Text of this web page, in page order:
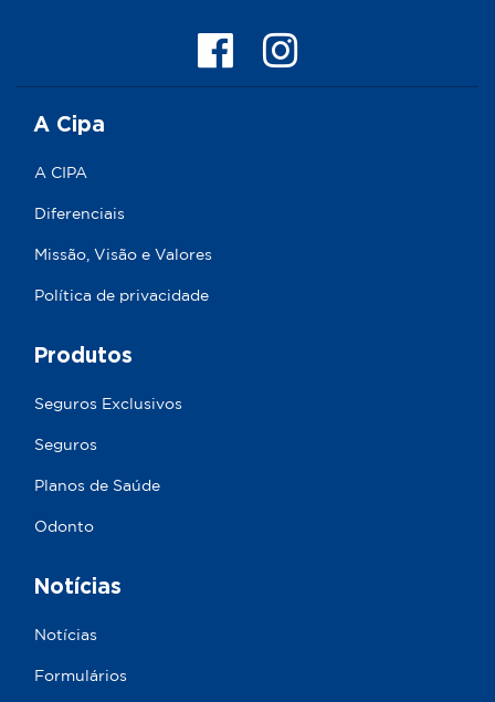
A Cipa
A CIPA
Diferenciais
Missão, Visão e Valores
Política de privacidade
Produtos
Seguros Exclusivos
Seguros
Planos de Saúde
Odonto
Notícias
Notícias
Formulários